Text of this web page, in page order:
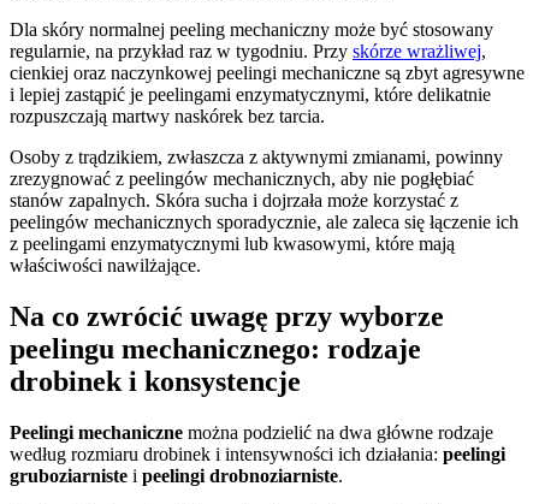
Dla skóry normalnej peeling mechaniczny może być stosowany
regularnie, na przykład raz w tygodniu. Przy skórze wrażliwej,
cienkiej oraz naczynkowej peelingi mechaniczne są zbyt agresywne
i lepiej zastąpić je peelingami enzymatycznymi, które delikatnie
rozpuszczają martwy naskórek bez tarcia.
Osoby z trądzikiem, zwłaszcza z aktywnymi zmianami, powinny
zrezygnować z peelingów mechanicznych, aby nie pogłębiać
stanów zapalnych. Skóra sucha i dojrzała może korzystać z
peelingów mechanicznych sporadycznie, ale zaleca się łączenie ich
z peelingami enzymatycznymi lub kwasowymi, które mają
właściwości nawilżające.
Na co zwrócić uwagę przy wyborze
peelingu mechanicznego: rodzaje
drobinek i konsystencje
Peelingi mechaniczne można podzielić na dwa główne rodzaje
według rozmiaru drobinek i intensywności ich działania: peelingi
gruboziarniste i peelingi drobnoziarniste.